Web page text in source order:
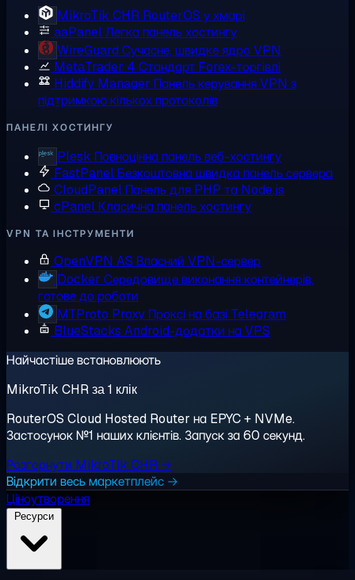
MikroTik CHR RouterOS у хмарі
aaPanelЛегка панель хостингу
WireGuard Сучасне, швидке ядро VPN
MetaTrader 4 Стандарт Forex-торгівлі
Hiddify Manager Панель керування VPN з
підтримкою кількох протоколів
ПАНЕЛІ ХОСТИНГУ
Plesk Повноцінна панель веб-хостингу
FastPanelБезкоштовна швидка панель сервера
CloudPanel Панель для PHP та Node.js
cPanelКласична панель хостингу
VPN ТА ІНСТРУМЕНТИ
OpenVPN AS Власний VPN-сервер
Docker Середовище виконання контейнерів,
готове до роботи
MTProto Proxy Проксі на базі Telegram
BlueStacks Android-додатки на VPS
Найчастіше встановлюють
MikroTik CHR за 1 клік
RouterOS Cloud Hosted Router на EPYC + NVMe.
Застосунок №1 наших клієнтів. Запуск за 60 секунд.
Розгорнути MikroTik CHR →
Відкрити весь маркетплейс →
Ціноутворення